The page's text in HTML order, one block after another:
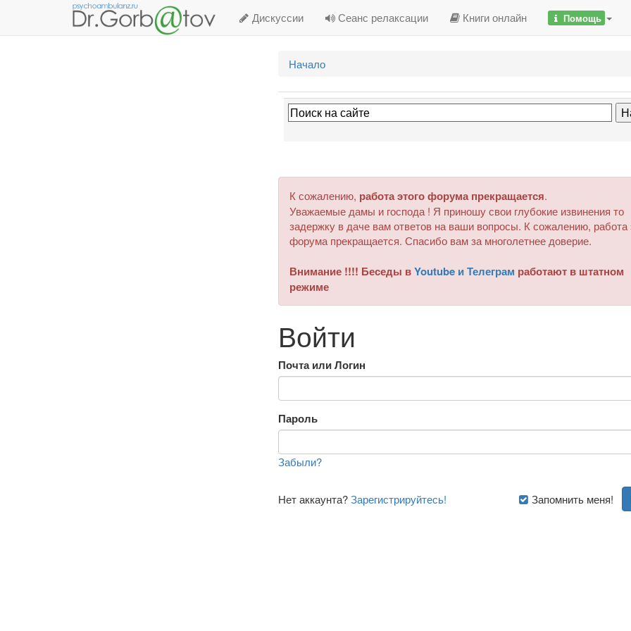
Дискуссии Сеанс релаксации Книги онлайн Помощь
Начало
К сожалению, работа этого форума прекращается.
Уважаемые дамы и господа ! Я приношу свои глубокие извинения то
задержку в даче вам ответов на ваши вопросы. К сожалению, работа
форума прекращается. Спасибо вам за многолетнее доверие.
Внимание !!!! Беседы вYoutube и Телеграм работают в штатном
режиме
Войти
Почта или Логин
Пароль
Забыли?
Запомнить меня!
Нет аккаунта?Зарегистрируйтесь!